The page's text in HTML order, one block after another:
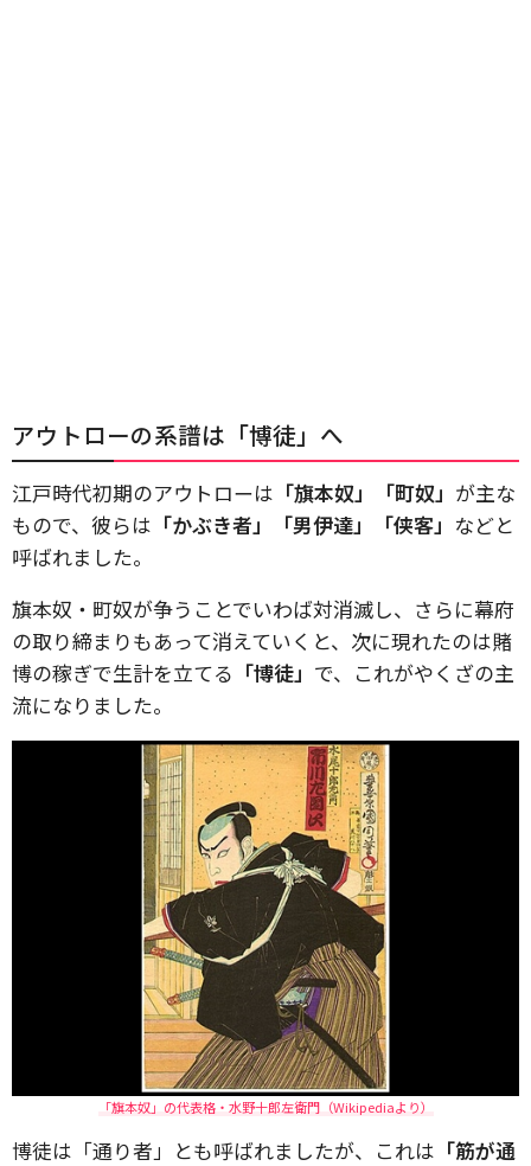
アウトローの系譜は「博徒」へ
江戸時代初期のアウトローは 「旗本奴」「町奴」 が主な
もので、彼らは 「かぶき者」「男伊達」「侠客」 などと
呼ばれました。
旗本奴・町奴が争うことでいわば対消滅し、さらに幕府
の取り締まりもあって消えていくと、次に現れたのは賭
博の稼ぎで生計を立てる 「博徒」 で、これがやくざの主
流になりました。
「旗本奴」の代表格・水野十郎左衛門（Wikipediaより）
博徒は「通り者」とも呼ばれましたが、これは 「筋が通